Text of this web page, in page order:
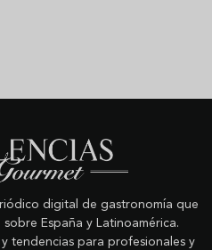
digital de gastronomía que
España y Latinoamérica.
tendencias para profesionales y